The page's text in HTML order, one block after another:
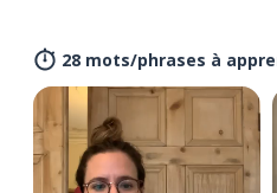
28 mots/phrases à